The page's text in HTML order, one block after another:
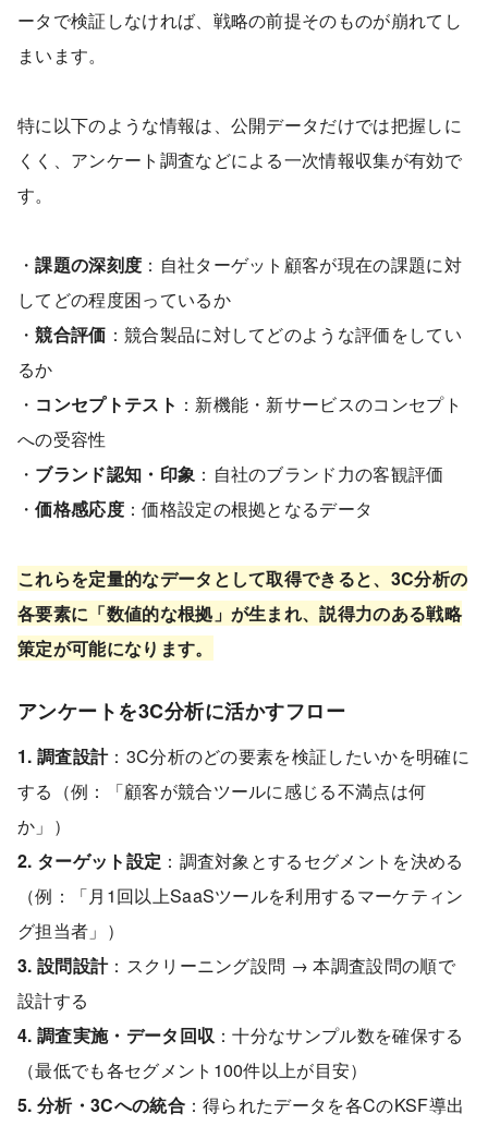
ータで検証しなければ、戦略の前提そのものが崩れてし
まいます。
特に以下のような情報は、公開データだけでは把握しに
くく、アンケート調査などによる一次情報収集が有効で
す。
・課題の深刻度 ：自社ターゲット顧客が現在の課題に対
してどの程度困っているか
・競合評価 ：競合製品に対してどのような評価をしてい
るか
・ コンセプトテスト ：新機能・新サービスのコンセプト
への受容性
・ ブランド認知・印象 ：自社のブランド力の客観評価
・価格感応度：価格設定の根拠となるデータ
これらを定量的なデータとして取得できると、3C分析の
各要素に「数値的な根拠」が生まれ、説得力のある戦略
策定が可能になります。
アンケートを3C分析に活かすフロー
1. 調査設計：3C分析のどの要素を検証したいかを明確に
する（例：「顧客が競合ツールに感じる不満点は何
か」）
2. ターゲット設定 ：調査対象とするセグメントを決める
（例：「月1回以上SaaSツールを利用するマーケティン
グ担当者」）
3. 設問設計：スクリーニング設問 → 本調査設問の順で
設計する
4. 調査実施・データ回収 ：十分なサンプル数を確保する
（最低でも各セグメント100件以上が目安）
5. 分析・3Cへの統合：得られたデータを各CのKSF導出